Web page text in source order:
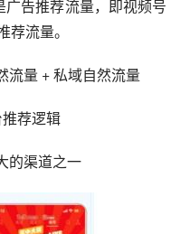
告推荐流量，即视频号
流量。
流量 + 私域自然流量
荐逻辑
的渠道之一